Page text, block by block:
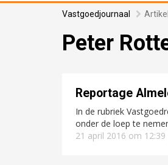
Vastgoedjournaal
Peter
Reportage
In de rubriek
onder de loep te
21 april 2016 om